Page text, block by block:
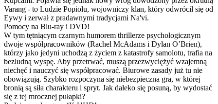
Varang - to Ludzie Popiołu, wojowniczy klan, który odwrócił się od
Eywy i zerwał z pradawnymi tradycjami Na'vi.
Pomocy na Blu-ray i DVD!
W tym tętniącym czarnym humorem thrillerze psychologicznym
dwoje współpracowników (Rachel McAdams i Dylan O’Brien),
którzy jako jedyni uchodzą z życiem z katastrofy samolotu, trafia na
bezludną wyspę. Aby przetrwać, muszą przezwyciężyć wzajemną
niechęć i nauczyć się współpracować. Biurowe zasady już tu nie
obowiązują. Szybko rozpoczyna się niebezpieczna gra, w której
bronią są siła charakteru i spryt. Jak daleko się posuną, by wydostać
się z tej mrocznej pułapki?